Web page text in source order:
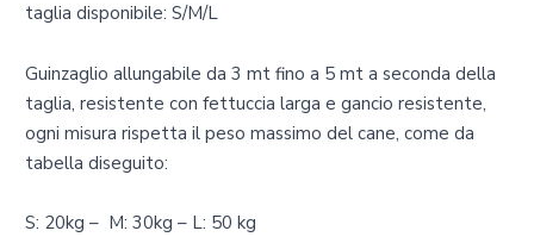
taglia disponibile: S/M/L
Guinzaglio allungabile da 3 mt fino a 5 mt a seconda della
taglia, resistente con fettuccia larga e gancio resistente,
ogni misura rispetta il peso massimo del cane, come da
tabella diseguito:
S: 20kg – M: 30kg – L: 50 kg